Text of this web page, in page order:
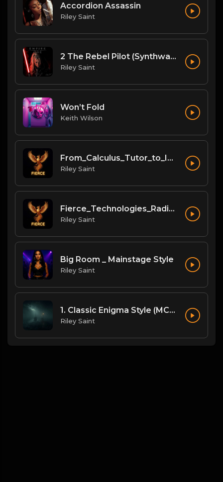
Accordion Assassin
Riley Saint
2 The Rebel Pilot (Synthwave)
Riley Saint
Won’t Fold
Keith Wilson
From_Calculus_Tutor_to_Invisible_Architect
Riley Saint
Fierce_Technologies_Radical_Business_Ecosystem
Riley Saint
Big Room _ Mainstage Style
Riley Saint
1. Classic Enigma Style (MCMXC a.D. Vibes) (2)
Riley Saint